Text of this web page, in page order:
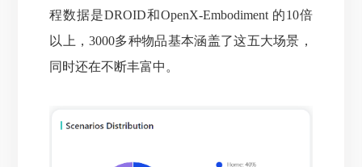
程数据是DROID和OpenX-Embodiment 的10倍
以上，3000多种物品基本涵盖了这五大场景，
同时还在不断丰富中。